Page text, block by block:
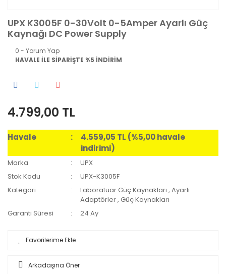
UPX K3005F 0-30Volt 0-5Amper Ayarlı Güç
Kaynağı DC Power Supply
0 - Yorum Yap
HAVALE İLE SİPARİŞTE %5 İNDİRİM
4.799,00 TL
Havale
4.559,05 TL (%5,00 havale
indirimi)
Marka
UPX
Stok Kodu
UPX-K3005F
Kategori
Laboratuar Güç Kaynakları ,Ayarlı
Adaptörler,Güç Kaynakları
Garanti Süresi
24 Ay
Arkadaşına Öner